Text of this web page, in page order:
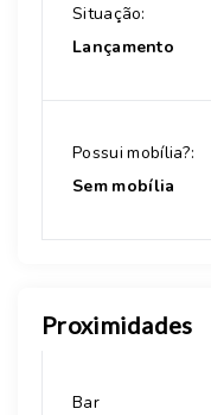
Situação:
Lançamento
Possui mobília?:
Sem mobília
Proximidades
Bar